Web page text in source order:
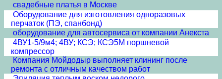
свадебные платья в Москве
Оборудование для изготовления одноразовых
перчаток (ПЭ, спанбонд)
оборудование для автосервиса от компании Анекста
4ВУ1-5/9м4; 4ВУ; КСЭ; КСЭ5М поршневой
компрессор
Компания Мойдодыр выполняет клининг после
ремонта с отличным качеством работ